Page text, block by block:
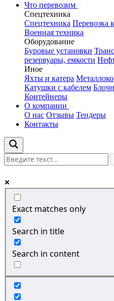
Что перевозим
Спецтехника
Спецтехника Перевозка
Военная техника
Оборудование
Буровые установки
резервуары, емкости
Иное
Яхты и катера
Катушки с кабелем
Контейнеры
О компании
О нас Отзывы Тендеры
Контакты
Exact matches only
Search in title
Search in content